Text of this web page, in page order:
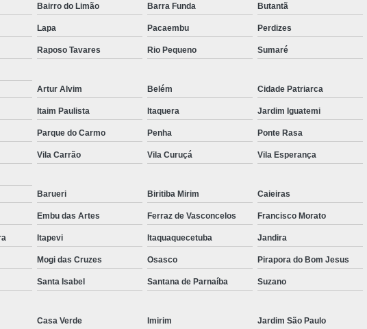
Bairro do Limão Barra Funda Butantã
Lapa Pacaembu Perdizes
Raposo Tavares Rio Pequeno Sumaré
Artur Alvim Belém Cidade Patriarca
Itaim Paulista Itaquera Jardim Iguatemi
Parque do Carmo Penha Ponte Rasa
Vila Carrão Vila Curuçá Vila Esperança
Barueri Biritiba Mirim Caieiras
Embu das Artes Ferraz de Vasconcelos Francisco Morato
Itapevi Itaquaquecetuba Jandira
Mogi das Cruzes Osasco Pirapora do Bom Jesus
Santa Isabel Santana de Parnaíba Suzano
Casa Verde Imirim Jardim São Paulo